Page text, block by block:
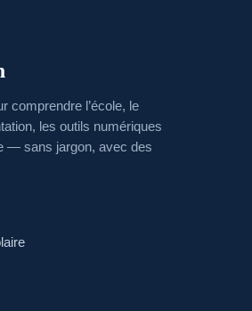
comprendre l’école, le
les outils numériques
— sans jargon, avec des